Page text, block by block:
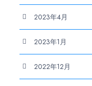
2023年4月
2023年1月
2022年12月